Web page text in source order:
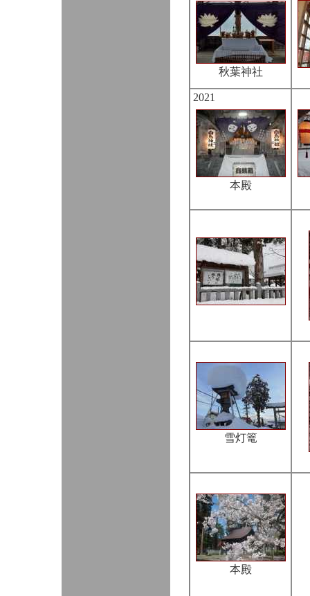
秋葉神社
2021
本殿
雪灯篭
本殿